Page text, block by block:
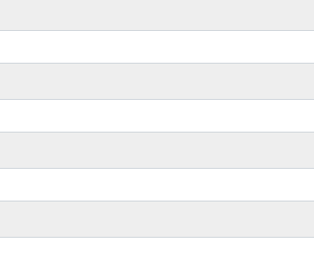
за счет ОМС, решили суды
документооборота. Разработку и внедрение
признали траты нецелевыми, и АС Северо-
не только для целей ОМС. По учетной политике
выдает поликлиника по прикреплению
Фонд отказал в оплате из-за того, что